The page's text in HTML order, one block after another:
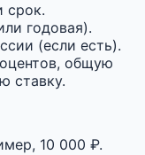
срок.
годовая).
(если есть).
общую
ставку.
10 000 ₽.